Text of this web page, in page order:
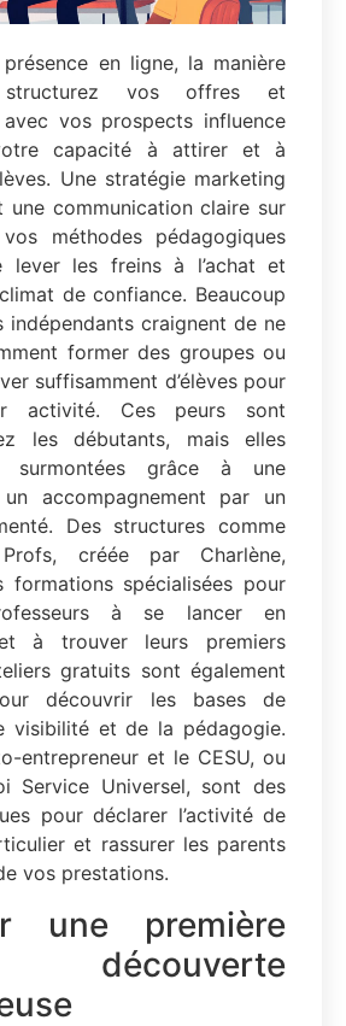
en ligne, la manière
vos offres et
avec vos prospects influence
capacité à attirer et à
Une stratégie marketing
une communication claire sur
méthodes pédagogiques
lever les freins à l’achat et
de confiance. Beaucoup
indépendants craignent de ne
former des groupes ou
suffisamment d’élèves pour
activité. Ces peurs sont
les débutants, mais elles
surmontées grâce à une
accompagnement par un
Des structures comme
créée par Charlène,
formations spécialisées pour
à se lancer en
à trouver leurs premiers
gratuits sont également
découvrir les bases de
visibilité et de la pédagogie.
entrepreneur et le CESU, ou
Service Universel, sont des
pour déclarer l’activité de
et rassurer les parents
vos prestations.
une première
découverte